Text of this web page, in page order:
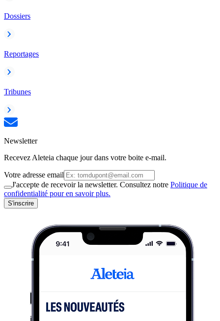
Dossiers
Reportages
Tribunes
Newsletter
Recevez Aleteia chaque jour dans votre boite e-mail.
Votre adresse email
J'accepte de recevoir la newsletter. Consultez notre Politique de
confidentialité pour en savoir plus.
S'inscrire